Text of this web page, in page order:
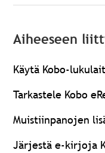
Aiheeseen
Käytä Kobo-
Tarkastele Kobo
Muistiinpanojen
Järjestä e-kirjoja